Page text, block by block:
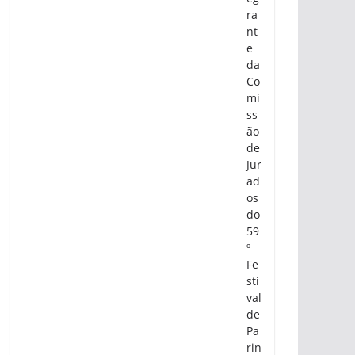
ra
nt
e
da
Co
mi
ss
ão
de
Jur
ad
os
do
59
º
Fe
sti
val
de
Pa
rin